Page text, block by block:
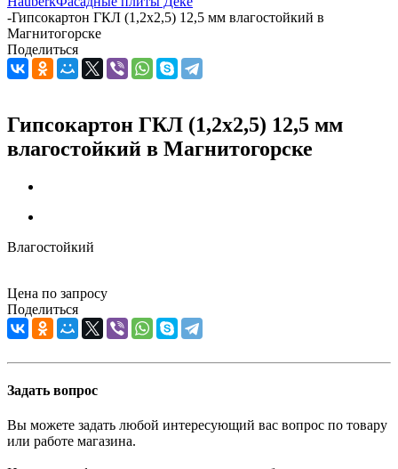
-Гипсокартон ГКЛ (1,2х2,5) 12,5 мм влагостойкий в
Магнитогорске
Поделиться
Гипсокартон ГКЛ (1,2х2,5) 12,5 мм
влагостойкий в Магнитогорске
Влагостойкий
Цена по запросу
Поделиться
Задать вопрос
Вы можете задать любой интересующий вас вопрос по товару
или работе магазина.